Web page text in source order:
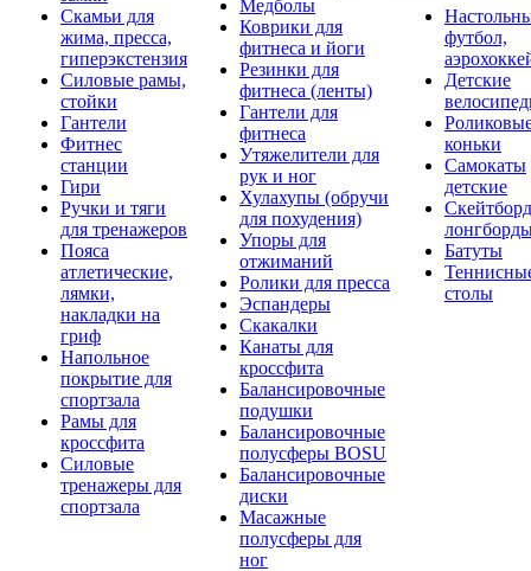
Скамьи для
жима, пресса,
гиперэкстензия
Силовые рамы,
стойки
Гантели
Фитнес
станции
Гири
Ручки и тяги
для тренажеров
Пояса
атлетические,
лямки,
накладки на
гриф
Напольное
покрытие для
спортзала
Рамы для
кроссфита
Силовые
тренажеры для
спортзала
Медболы
Коврики для
фитнеса и йоги
Резинки для
фитнеса (ленты)
Гантели для
фитнеса
Утяжелители для
рук и ног
Хулахупы (обручи
для похудения)
Упоры для
отжиманий
Ролики для пресса
Эспандеры
Скакалки
Канаты для
кроссфита
Балансировочные
подушки
Балансировочные
полусферы BOSU
Балансировочные
диски
Масажные
полусферы для
ног
футбол,
Детские
коньки
Самокаты
детские
Батуты
столы